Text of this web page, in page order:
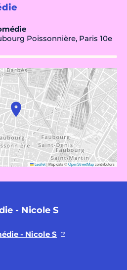
Poissonnière, Paris 10e
Leaflet|Map data ©OpenStreetMapcontributors
- Nicole S
- Nicole S